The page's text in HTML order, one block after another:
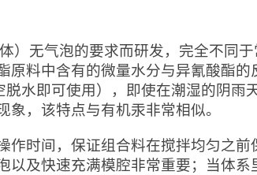
）无气泡的要求而研发，完全不同于
原料中含有的微量水分与异氰酸酯的
水即可使用），即使在潮湿的阴雨
，该特点与有机汞非常相似。
作时间，保证组合料在搅拌均匀之前
以及快速充满模腔非常重要；当体系